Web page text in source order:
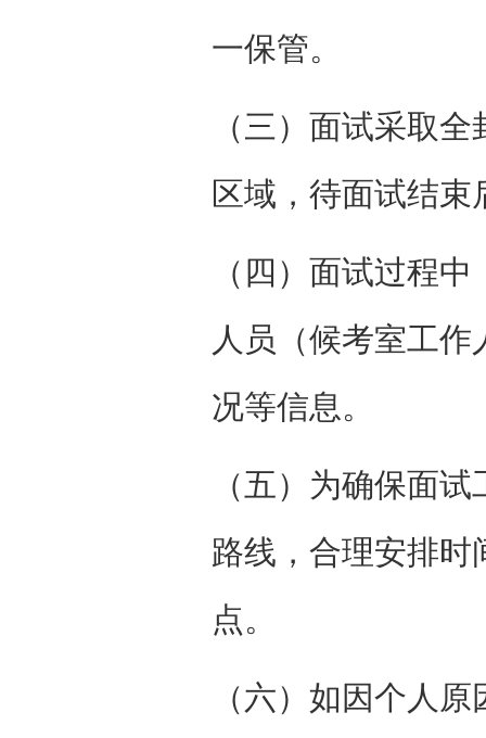
一保管。
（三）面试采取
区域，待面试结
（四）面试过程
人员（候考室工
况等信息。
（五）为确保面
路线，合理安排时
点。
（六）如因个人